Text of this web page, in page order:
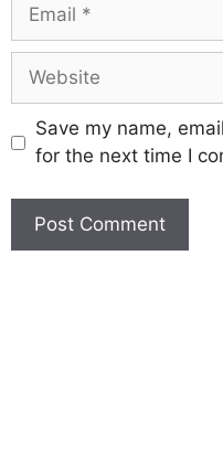
Save my name,
for the next time I